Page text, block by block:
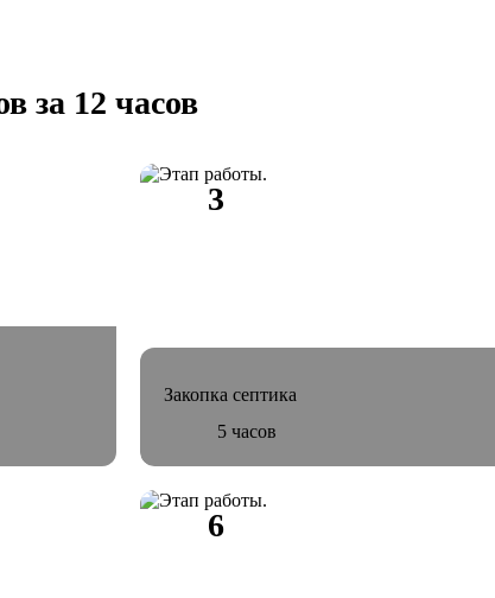
за 12 часов
Закопка септика
5 часов